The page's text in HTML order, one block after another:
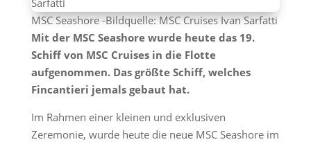
MSC Seashore -Bildquelle: MSC Cruises Ivan Sarfatti
Mit der MSC Seashore wurde heute das 19.
Schiff von MSC Cruises in die Flotte
aufgenommen. Das größte Schiff, welches
Fincantieri jemals gebaut hat.
Im Rahmen einer kleinen und exklusiven
Zeremonie, wurde heute die neue MSC Seashore im